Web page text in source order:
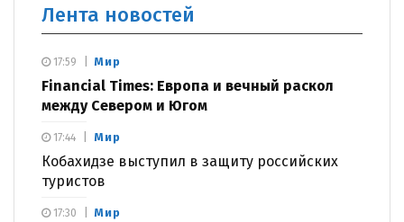
Лента новостей
Мир
Financial Times: Европа и вечный раскол
между Севером и Югом
17:59
Мир
Кобахидзе выступил в защиту российских
туристов
17:44
Мир
17:30